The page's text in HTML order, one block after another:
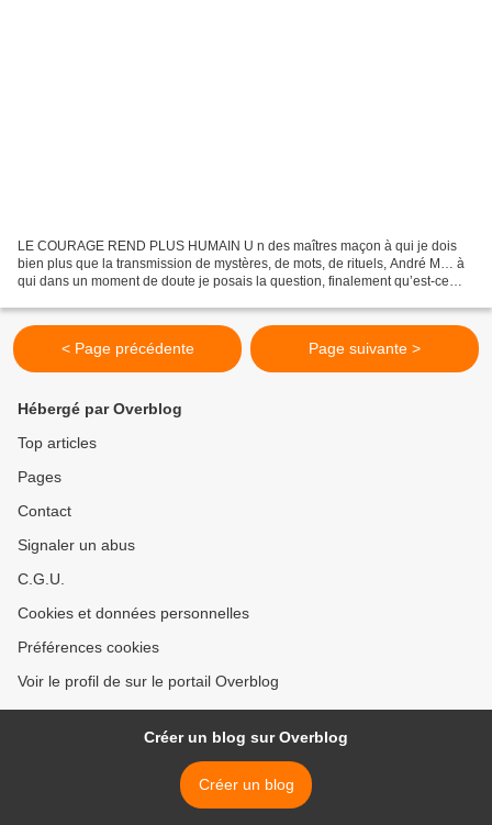
LE COURAGE REND PLUS HUMAIN U n des maîtres maçon à qui je dois
bien plus que la transmission de mystères, de mots, de rituels, André M… à
qui dans un moment de doute je posais la question, finalement qu’est-ce
< Page précédente Page suivante >
Hébergé par Overblog
Top articles
Pages
Contact
Signaler un abus
C.G.U.
Cookies et données personnelles
Préférences cookies
Voir le profil de sur le portail Overblog
Créer un blog sur Overblog
Créer un blog